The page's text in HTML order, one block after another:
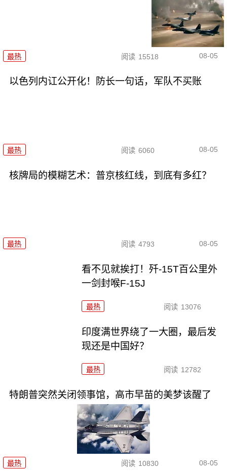
最热 阅读 15518 08-05
以色列内讧公开化！防长一句话，军队不买账
最热 阅读 6060 08-05
核牌局的模糊艺术：普京核红线，到底有多红？
最热 阅读 4793 08-05
看不见就挨打！歼-15T百公里外
一剑封喉F-15J
最热 阅读 13076
印度满世界绕了一大圈，最后发
现还是中国好？
最热 阅读 12782
特朗普突然关闭领事馆，高市早苗的美梦该醒了
最热 阅读 10830 08-05